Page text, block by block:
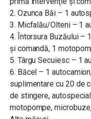
2. Ozunca Băi – 1
3. Micfalău/Olteni – 1
4. Întorsura Buzăului –
și comandă, 1
5. Târgu Secuiesc – 1
6. Băcel – 1
suplimentare cu 20 de
de stingere,
motopompe,